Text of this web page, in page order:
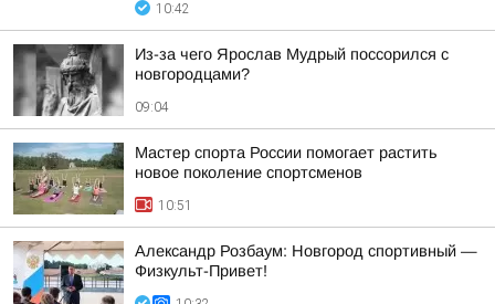
10:42
Из-за чего Ярослав Мудрый поссорился с
новгородцами?
09:04
Мастер спорта России помогает растить
новое поколение спортсменов
10:51
Александр Розбаум: Новгород спортивный —
Физкульт-Привет!